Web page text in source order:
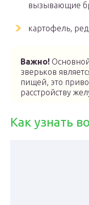
вызывающие
картофель,
Важно!
зверьков
пищей, это
расстройству
Как узнать